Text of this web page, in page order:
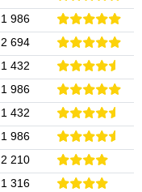
1 986
2 694
1 432
1 986
1 432
1 986
2 210
1 316